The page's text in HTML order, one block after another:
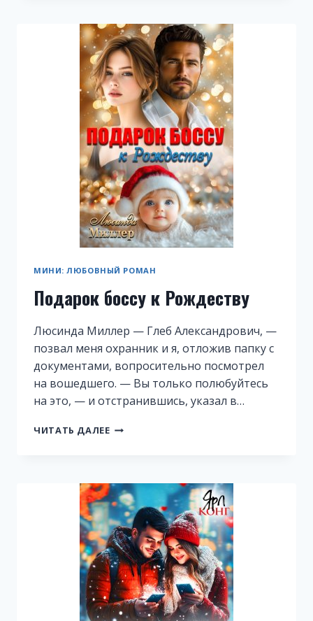
МИНИ: ЛЮБОВНЫЙ РОМАН
Подарок боссу к Рождеству
Люсинда Миллер — Глеб Александрович, —
позвал меня охранник и я, отложив папку с
документами, вопросительно посмотрел
на вошедшего. — Вы только полюбуйтесь
на это, — и отстранившись, указал в…
ЧИТАТЬ ДАЛЕЕ ПОДАРОК